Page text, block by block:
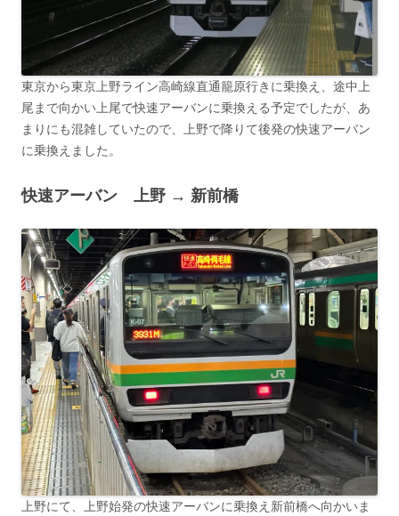
東京から東京上野ライン高崎線直通籠原行きに乗換え、途中上
尾まで向かい上尾で快速アーバンに乗換える予定でしたが、あ
まりにも混雑していたので、上野で降りて後発の快速アーバン
に乗換えました。
快速アーバン 上野 → 新前橋
上野にて、上野始発の快速アーバンに乗換え新前橋へ向かいま